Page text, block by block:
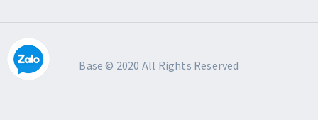
Base © 2020 All Rights Reserved